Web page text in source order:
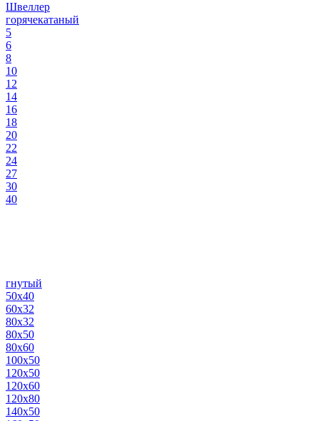
Швеллер
горячекатаный
5
6
8
10
12
14
16
18
20
22
24
27
30
40
гнутый
50х40
60х32
80х32
80х50
80х60
100х50
120х50
120х60
120х80
140х50